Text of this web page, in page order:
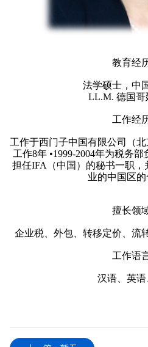
教育经
法学硕士，中
LL.M. 德国哥
工作经
工作于西门子中国有限公司（
工作8年 •1999-2004年为税务部
担任IFA（中国）的秘书一职
业的中国区的
擅长领
企业税、外包、转移定价、流
工作语
汉语、英